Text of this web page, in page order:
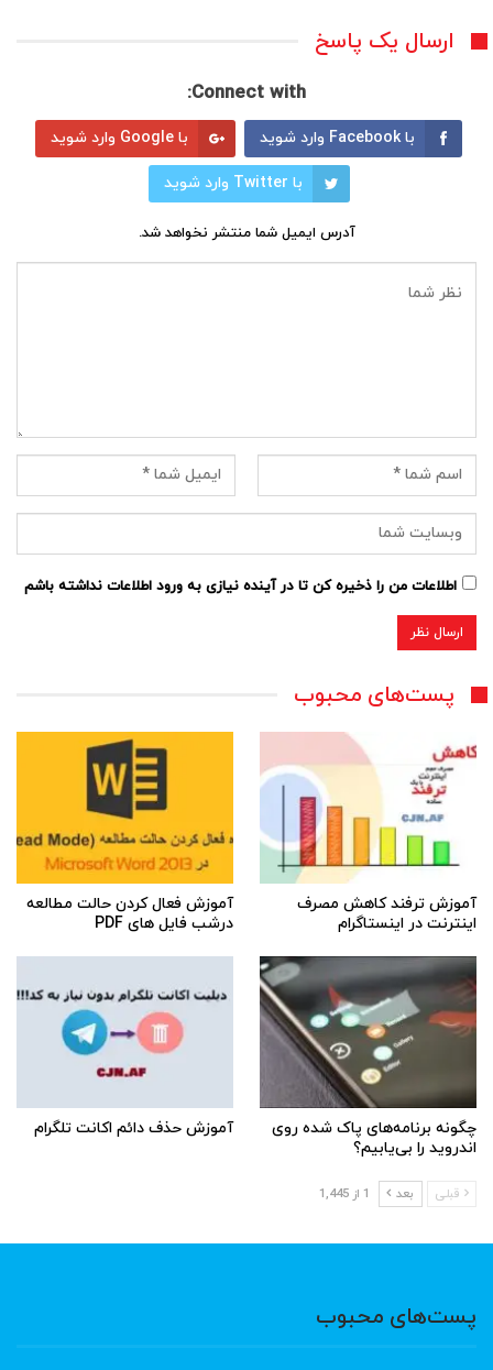
ارسال یک پاسخ
Connect with:
با Facebook وارد شوید با Google وارد شوید
با Twitter وارد شوید
آدرس ایمیل شما منتشر نخواهد شد.
اطلاعات من را ذخیره کن تا در آینده نیازی به ورود اطلاعات نداشته باشم
پست‌های محبوب
آموزش ترفند کاهش مصرف
اینترنت در اینستاگرام
آموزش فعال کردن حالت مطالعه
درشب فایل های PDF
چگونه برنامه‌های پاک شده روی
اندروید را بی‌یابیم؟
آموزش حذف دائم اکانت تلگرام
قبلی بعد 1 از 1,445
پست‌های محبوب